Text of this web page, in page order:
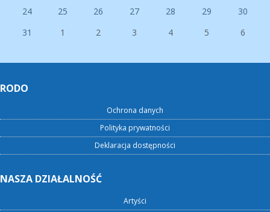
24
25 26 27 28 29
30
31
1 2 3 4 5 6
RODO
Ochrona danych
Polityka prywatności
Deklaracja dostępności
NASZA DZIAŁALNOŚĆ
Artyści